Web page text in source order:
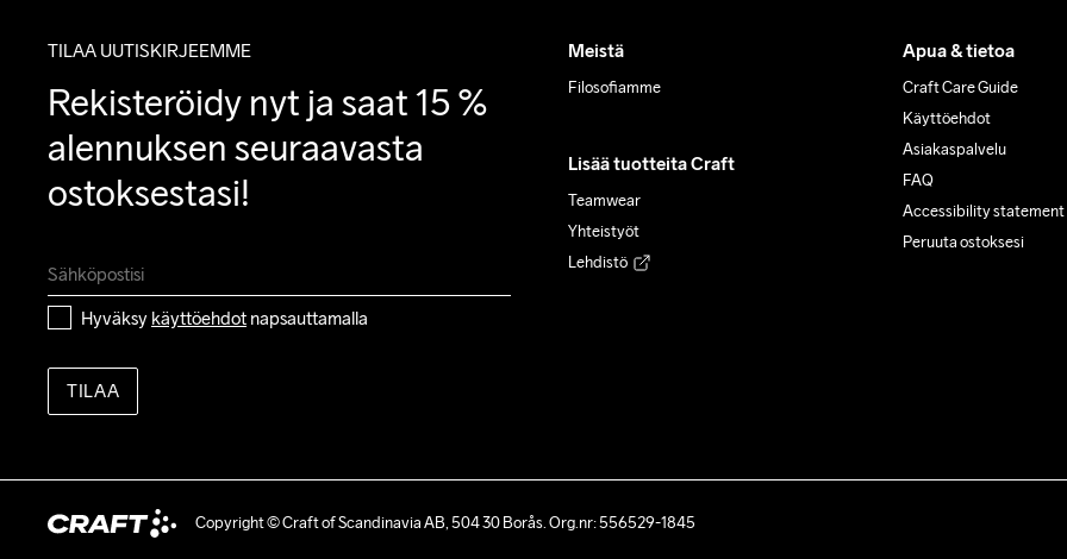
TILAA UUTISKIRJEEMME
Rekisteröidy nyt ja saat 15 %
alennuksen seuraavasta
ostoksestasi!
Hyväksy käyttöehdot napsauttamalla
TILAA
Meistä
Filosofiamme
Lisää tuotteita Craft
Teamwear
Yhteistyöt
Lehdistö
Apua & tietoa
Craft Care Guide
Käyttöehdot
Asiakaspalvelu
FAQ
Accessibility statement
Peruuta ostoksesi
Copyright © Craft of Scandinavia AB, 504 30 Borås. Org.nr: 556529-1845